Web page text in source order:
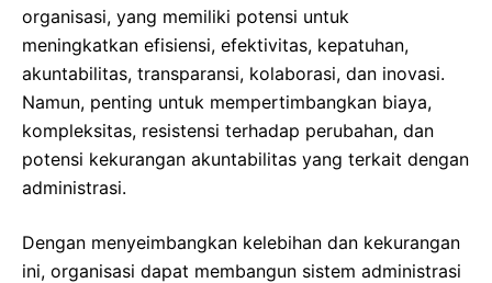
organisasi, yang memiliki potensi untuk
meningkatkan efisiensi, efektivitas, kepatuhan,
akuntabilitas, transparansi, kolaborasi, dan inovasi.
Namun, penting untuk mempertimbangkan biaya,
kompleksitas, resistensi terhadap perubahan, dan
potensi kekurangan akuntabilitas yang terkait dengan
administrasi.
Dengan menyeimbangkan kelebihan dan kekurangan
ini, organisasi dapat membangun sistem administrasi